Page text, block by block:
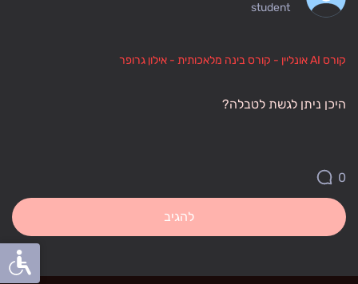
student
קורס AI אונליין - קורס בינה מלאכותית - אילון גרופר
היכן ניתן לגשת לטבלה?
להגיב
0